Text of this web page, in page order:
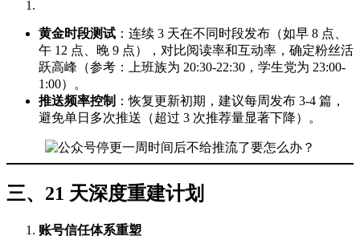
黄金时段测试 ：连续 3 天在不同时段发布（如早 8 点、
午 12 点、晚 9 点），对比阅读率和互动率，确定粉丝活
跃高峰（参考：上班族为 20:30-22:30，学生党为 23:00-
1:00）。
推送频率控制 ：恢复更新初期，建议每周发布 3-4 篇，
避免单日多次推送（超过 3 次推荐量显著下降）。
三、21 天深度重建计划
账号信任体系重塑